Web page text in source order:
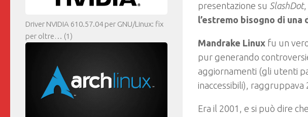
presentazione su SlashDot
l’estremo bisogno di
Mandrake Linux fu un
pur generando
aggiornamenti (gli utenti
inaccessibili),
Era il 2001, e si può dire
Driver NVIDIA 610.57.04 per GNU/Linux: fix
per oltre… (1)